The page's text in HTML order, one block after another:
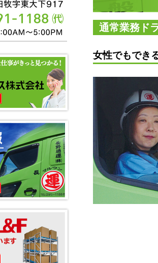
通常業務ド
女性でもでき